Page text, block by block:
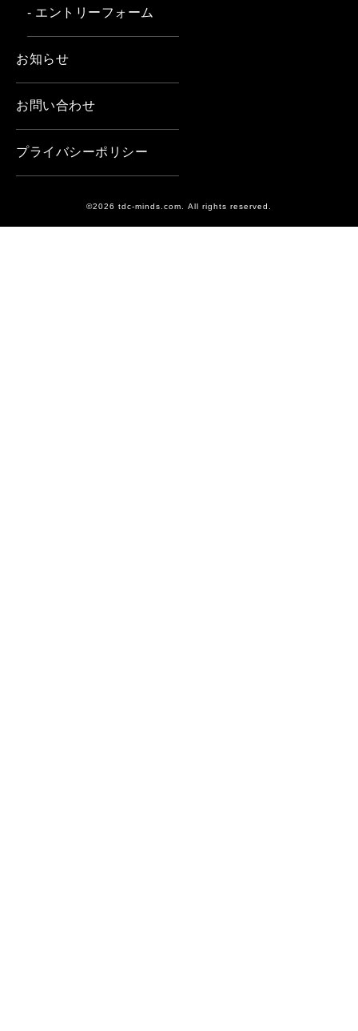
- エントリーフォーム
お知らせ
お問い合わせ
プライバシーポリシー
©2026 tdc-minds.com. All rights reserved.